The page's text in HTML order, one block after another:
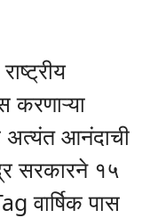
करणाऱ्या
अत्यंत आनंदाची
सरकारने १५
वार्षिक पास